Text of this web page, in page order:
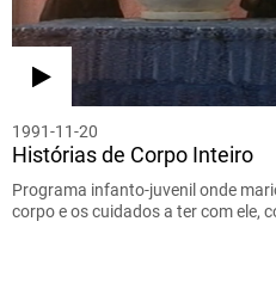
1991-11-20
Histórias de Corpo Inteiro
Programa infanto-juvenil onde
corpo e os cuidados a ter com ele,